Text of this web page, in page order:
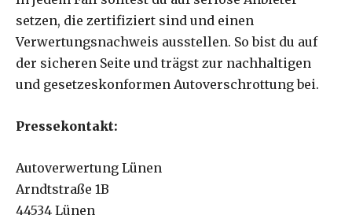
setzen, die zertifiziert sind und einen
Verwertungsnachweis ausstellen. So bist du auf
der sicheren Seite und trägst zur nachhaltigen
und gesetzeskonformen Autoverschrottung bei.
Pressekontakt:
Autoverwertung Lünen
Arndtstraße 1B
44534 Lünen